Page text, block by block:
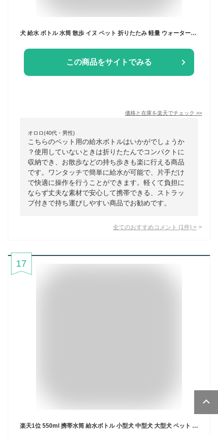
犬 給水 ボトル 水筒 散歩 イヌ ペット 折りたたみ 軽量 ウォーターボトル ペット水筒 持ち運び 犬の水 犬の水飲み器具 犬の水筒 犬の水飲み 犬 水飲み器 散歩用 犬水飲みボトル 犬の散歩 便利グッズ 犬水飲み器 犬散歩水 犬散歩水飲み コンパクト お手軽 犬の散歩グッズ
この商品をサイトでみる
価格と在庫を楽天でチェック >>
オロロ(40代・男性)
こちらのペット用の給水ボトルはいかがでしょうか
？使用していないときは折りたたんでコンパクトに
収納でき、お散歩などの持ち歩きも楽に行える商品
です。ワンタッチで簡単に給水が可能で、片手だけ
で快適に操作を行うことができます。軽くて負担に
ならず丈夫な素材で安心して携帯できる、ストラッ
プ付きで持ち運びしやすい商品でお勧めです。
全てのおすすめコメント (1 件) >
17
楽天1位 550ml 携帯水筒 給水ボトル 小型犬 中型犬 大型犬 ペット 犬 携帯 散歩 水筒 給水器 ボトル 水飲みボトル 水飲み器 ペットボトル ウォーターボトル お出かけ 持ち運び 旅行 シンプル 可愛い ワンタッチ ペットウォーターボトル